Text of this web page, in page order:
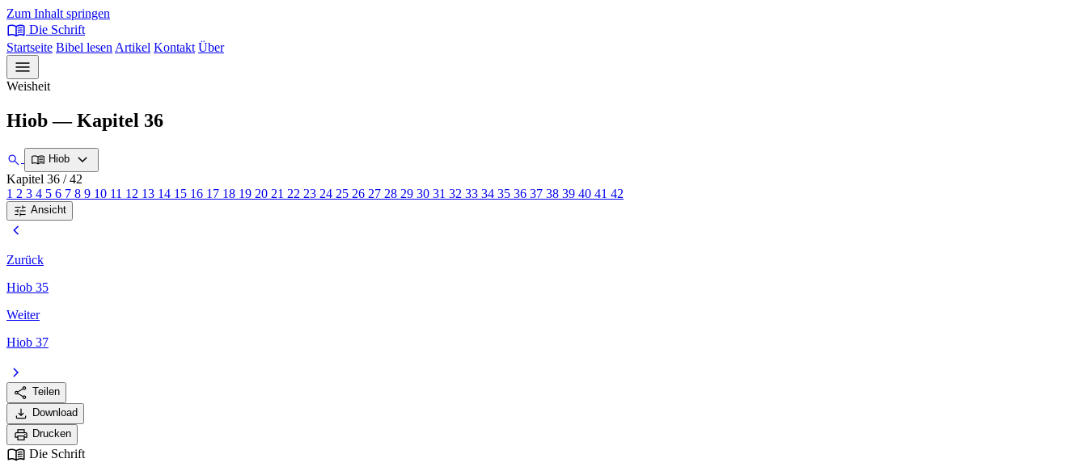
Zum Inhalt springen
menu_book Die Schrift
Startseite Bibel lesen Artikel Kontakt Über
menu
Weisheit
Hiob — Kapitel 36
search menu_book Hiob expand_more
Kapitel 36 / 42
1 2 3 4 5 6 7 8 9 10 11 12 13 14 15 16 17 18 19 20 21 22 23 24 25 26 27 28 29 30 31 32 33 34 35 36 37 38 39 40 41 42
tune Ansicht
chevron_left
Zurück
Hiob 35
Weiter
Hiob 37
chevron_right
share Teilen
download Download
print Drucken
menu_book Die Schrift